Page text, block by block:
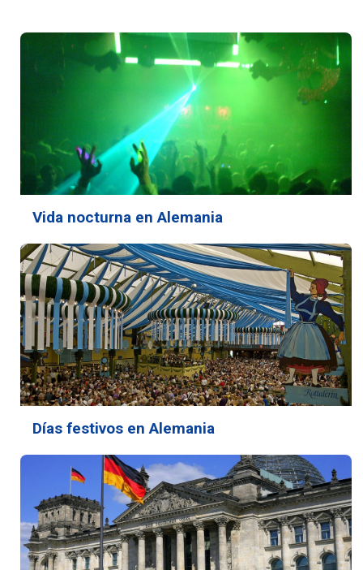
Vida nocturna en Alemania
Días festivos en Alemania